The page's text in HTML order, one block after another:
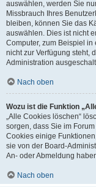
auswählen, werden Sie
Missbrauch Ihres
bleiben, können Sie das
auswählen. Dies ist nicht
Computer, zum Beispiel
nicht zur Verfügung steht,
Administration
Nach oben
Wozu ist die Funktion
„Alle Cookies löschen“
sorgen, dass Sie im
Cookies einige
sie von der Board-
An- oder Abmeldung
Nach oben